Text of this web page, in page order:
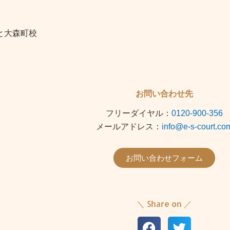
大森町校
お問い合わせ先
フリーダイヤル： 0120-900-356
メールアドレス： info@e-s-
お問い合わせフォーム
＼ Share on ／